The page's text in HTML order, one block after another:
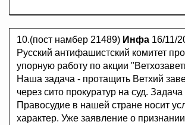
10.(пост намбер 21489) Инфа 16/11/
Русский антифашистский комитет
упорную работу по акции
Наша задача - протащить Ветхий
через сито прокуратур на суд. Задача
Правосудие в нашей стране носит
характер. Уже заявление о